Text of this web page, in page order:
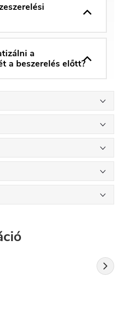
a
a beszerelés előtt?